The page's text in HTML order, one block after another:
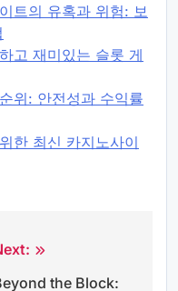
트의 유혹과 위험: 보
고 재미있는 슬롯 게
위: 안전성과 수익률
한 최신 카지노사이
the Block: